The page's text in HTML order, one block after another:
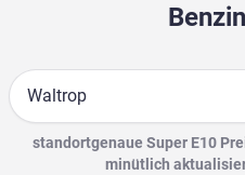
Suche
standortgenaue Super E10
minütlich